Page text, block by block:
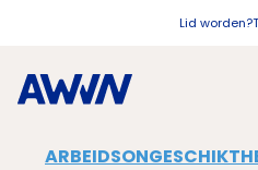
Lid worden?